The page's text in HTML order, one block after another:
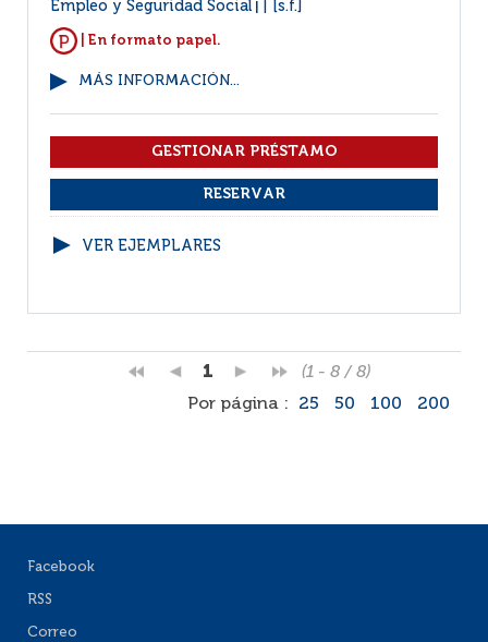
Empleo y Seguridad Social
[s.f.]
| En formato papel.
MÁS INFORMACIÓN...
VER EJEMPLARES
1
(1 - 8 / 8)
Por página :
25 50 100 200
Facebook
RSS
Correo